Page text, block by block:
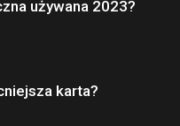
używana 2023?
karta?